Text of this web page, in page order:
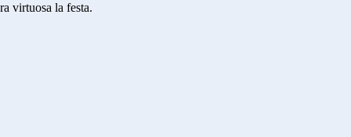
virtuosa la festa.